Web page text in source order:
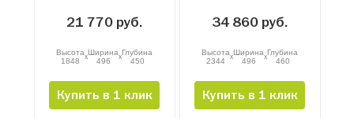
21 770 руб.
Высота
1848
xШирина
496
xГлубина
450
Купить в 1 клик
34 860 руб.
Высота
2344
xШирина
496
xГлубина
460
Купить в 1 клик